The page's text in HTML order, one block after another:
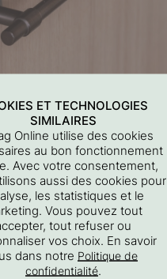
similaires
ET TECHNOLOGIES
SIMILAIRES
Online utilise des cookies
au bon fonctionnement
Avec votre consentement,
aussi des cookies pour
les statistiques et le
Vous pouvez tout
tout refuser ou
vos choix. En savoir
dans notre Politique de
confidentialité.
RATHER VISIT?
CHANGE COUNTRY